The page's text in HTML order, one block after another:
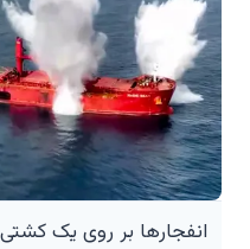
انفجارها بر روی یک